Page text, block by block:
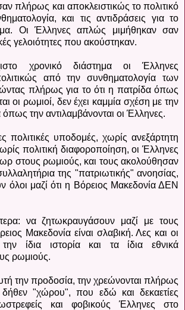
πλήρως και αποκλειστικώς το πολιτικό
και τις αντιδράσεις για το
Οι Έλληνες απλώς μιμήθηκαν σαν
γελοιότητες που ακούστηκαν.
χρονικό διάστημα οι Έλληνες
από την συνθηματολογία των
πλήρως για το ότι η πατρίδα όπως
οι ρωμιοί, δεν έχει καμμία σχέση με την
την αντιλαμβάνονται οι Έλληνες.
πολιτικές υποδομές, χωρίς ανεξάρτητη
πολιτική διαφοροποίηση, οι Έλληνες
στους ρωμιούς, και τους ακολούθησαν
της "πατριωτικής" ανοησίας,
όλοι μαζί ότι η Βόρειος Μακεδονία ΔΕΝ
να ζητωκραυγάσουν μαζί με τους
Μακεδονία είναι σλαβική. Λες και οι
ίδια ιστορία και τα ίδια εθνικά
ρωμιούς.
την προδοσία, την χρεώνονται πλήρως
δήθεν "χώρου", που εδώ και δεκαετίες
και φοβικούς Έλληνες στο